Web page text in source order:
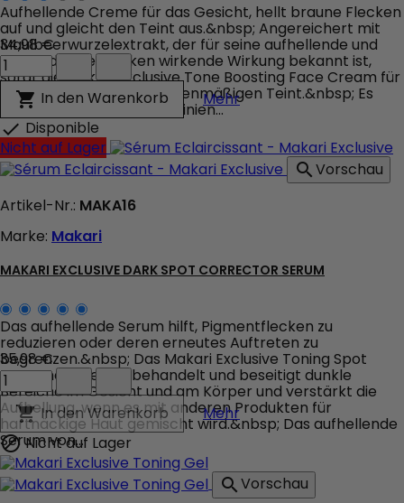
Aufhellende Creme für das Gesicht, hellt braune Flecken
auf und gleicht den Teint aus.&nbsp; Angereichert mit
Maulbeerwurzelextrakt, der für seine aufhellende und
gegen dunkle Flecken wirkende Wirkung bekannt ist,
sorgt die Makari Exclusive Tone Boosting Face Cream für
einen strahlenden und ebenmäßigen Teint.&nbsp; Es
glättet und mildert feine Linien...
34,98 €
Makari
Exclusive
Tone
Boosting
Face
Cream
Produktmengenfeld
 In den Warenkorb MehrMakari Exclusive Tone
 Disponible
Nicht auf Lager
Vorschau
Artikel-Nr.: MAKA16
Marke: Makari
MAKARI EXCLUSIVE DARK SPOT CORRECTOR SERUM
Das aufhellende Serum hilft, Pigmentflecken zu
reduzieren oder deren erneutes Auftreten zu
begrenzen.&nbsp; Das Makari Exclusive Toning Spot
Treatment Serum behandelt und beseitigt dunkle
Bereiche im Gesicht und am Körper und verstärkt die
Aufhellung, wenn es mit anderen Produkten für
hartnäckige Haut gemischt wird.&nbsp; Das aufhellende
Serum von...
35,98 €
Makari
Exclusive
Dark
Spot
Corrector
Serum
Produktmengenfeld
 In den Warenkorb MehrMakari Exclusive Dark
Nicht auf Lager
Vorschau